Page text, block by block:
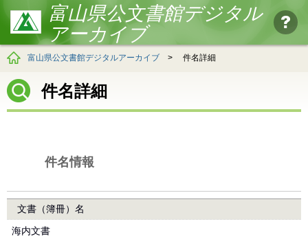
富山県公文書館デジタル
アーカイブ
富山県公文書館デジタルアーカイブ > 件名詳細
件名詳細
件名情報
文書（簿冊）名
海内文書